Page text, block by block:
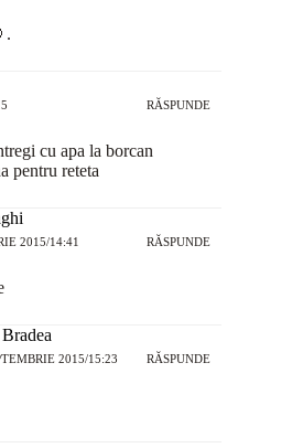
.
RĂSPUNDE
cu apa la borcan
pentru reteta
2015/14:41 RĂSPUNDE
2015/15:23 RĂSPUNDE